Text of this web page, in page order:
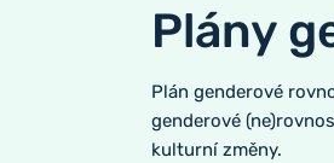
Plány
Plán genderové
genderové
kulturní změny.